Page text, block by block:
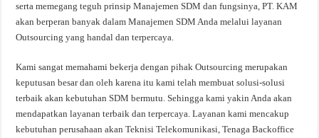
serta memegang teguh prinsip Manajemen SDM dan fungsinya, PT. KAM
akan berperan banyak dalam Manajemen SDM Anda melalui layanan
Outsourcing yang handal dan terpercaya.
Kami sangat memahami bekerja dengan pihak Outsourcing merupakan
keputusan besar dan oleh karena itu kami telah membuat solusi-solusi
terbaik akan kebutuhan SDM bermutu. Sehingga kami yakin Anda akan
mendapatkan layanan terbaik dan terpercaya. Layanan kami mencakup
kebutuhan perusahaan akan Teknisi Telekomunikasi, Tenaga Backoffice